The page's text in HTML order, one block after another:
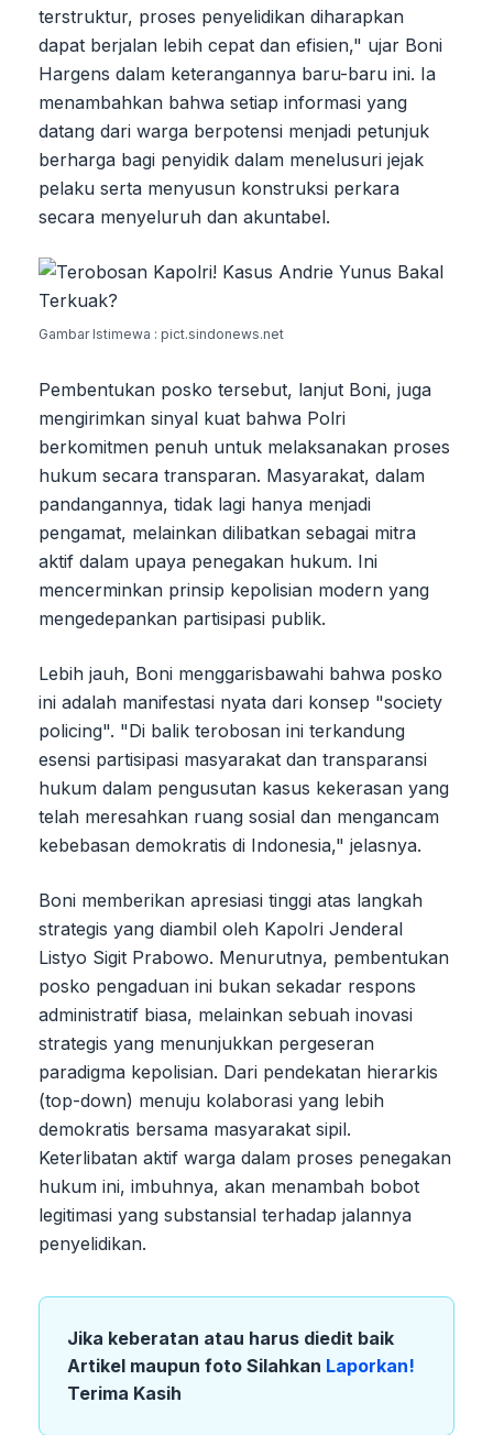
terstruktur, proses penyelidikan diharapkan
dapat berjalan lebih cepat dan efisien," ujar Boni
Hargens dalam keterangannya baru-baru ini. Ia
menambahkan bahwa setiap informasi yang
datang dari warga berpotensi menjadi petunjuk
berharga bagi penyidik dalam menelusuri jejak
pelaku serta menyusun konstruksi perkara
secara menyeluruh dan akuntabel.
Gambar Istimewa : pict.sindonews.net
Pembentukan posko tersebut, lanjut Boni, juga
mengirimkan sinyal kuat bahwa Polri
berkomitmen penuh untuk melaksanakan proses
hukum secara transparan. Masyarakat, dalam
pandangannya, tidak lagi hanya menjadi
pengamat, melainkan dilibatkan sebagai mitra
aktif dalam upaya penegakan hukum. Ini
mencerminkan prinsip kepolisian modern yang
mengedepankan partisipasi publik.
Lebih jauh, Boni menggarisbawahi bahwa posko
ini adalah manifestasi nyata dari konsep "society
policing". "Di balik terobosan ini terkandung
esensi partisipasi masyarakat dan transparansi
hukum dalam pengusutan kasus kekerasan yang
telah meresahkan ruang sosial dan mengancam
kebebasan demokratis di Indonesia," jelasnya.
Boni memberikan apresiasi tinggi atas langkah
strategis yang diambil oleh Kapolri Jenderal
Listyo Sigit Prabowo. Menurutnya, pembentukan
posko pengaduan ini bukan sekadar respons
administratif biasa, melainkan sebuah inovasi
strategis yang menunjukkan pergeseran
paradigma kepolisian. Dari pendekatan hierarkis
(top-down) menuju kolaborasi yang lebih
demokratis bersama masyarakat sipil.
Keterlibatan aktif warga dalam proses penegakan
hukum ini, imbuhnya, akan menambah bobot
legitimasi yang substansial terhadap jalannya
penyelidikan.
Jika keberatan atau harus diedit baik
Artikel maupun foto Silahkan Laporkan!
Terima Kasih